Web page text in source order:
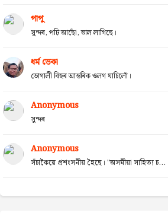
পাপু
সুন্দৰ, পঢ়ি আছোঁ, ভাল লাগিছে।
ধৰ্ম ডেকা
ভোগালী বিহুৰ আন্তৰিক ওলগ যাচিলোঁ।
Anonymous
সুন্দৰ
Anonymous
সঁচাকৈয়ে প্ৰশংসনীয় হৈছে। "অসমীয়া সাহিত্য চ...